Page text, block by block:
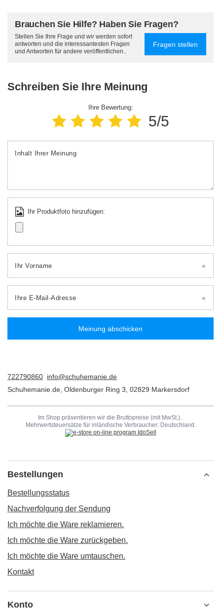
Brauchen Sie Hilfe? Haben Sie Fragen?
Stellen Sie Ihre Frage und wir werden sofort
antworten und die interessantesten Fragen
und Antworten für andere veröffentlichen..
Fragen stellen
Schreiben Sie Ihre Meinung
Ihre Bewertung:
5/5
Inhalt Ihrer Meinung
Ihr Produktfoto hinzufügen:
Ihr Vorname
Ihre E-Mail-Adresse
Meinung abschicken
722790860 info@schuhemanie.de
Schuhemanie.de Oldenburger Ring 3 02829 Markersdorf
Im Shop präsentieren wir die Bruttopreise (mit MwSt.)..
Mehrwertsteuersätze für inländische Verbraucher: Deutschland .
Bestellungen
Bestellungsstatus
Nachverfolgung der Sendung
Ich möchte die Ware reklamieren.
Ich möchte die Ware zurückgeben.
Ich möchte die Ware umtauschen.
Kontakt
Konto